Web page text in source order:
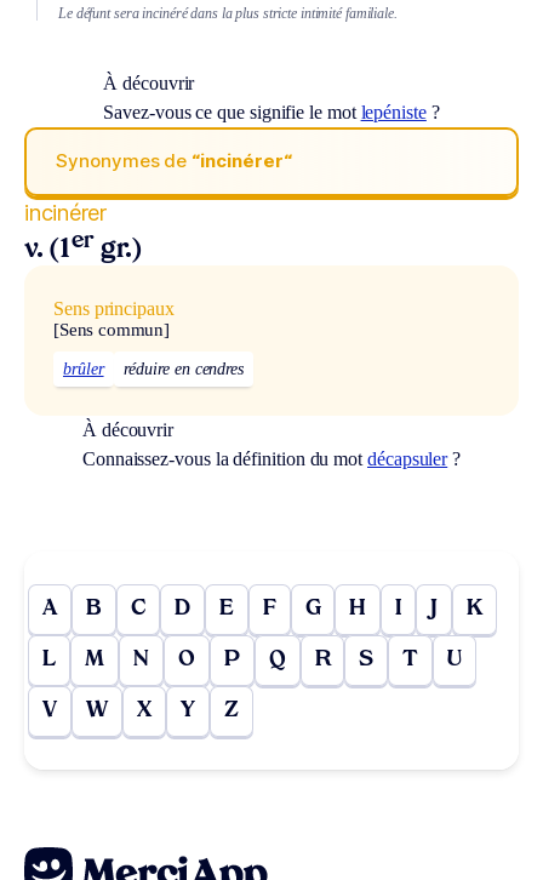
Le défunt sera incinéré dans la plus stricte intimité familiale.
À découvrir
Savez-vous ce que signifie le mot lepéniste?
Synonymes de “incinérer“
incinérer
v. (1er gr.)
Sens principaux
[Sens commun]
brûler réduire en cendres
À découvrir
Connaissez-vous la définition du mot décapsuler?
A B C D E F G H I J K
L M N O P Q R S T U
V W X Y Z